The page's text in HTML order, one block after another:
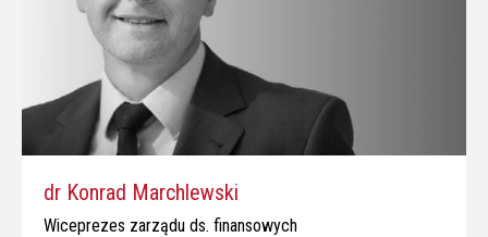
dr Konrad Marchlewski
Wiceprezes zarządu ds. finansowych